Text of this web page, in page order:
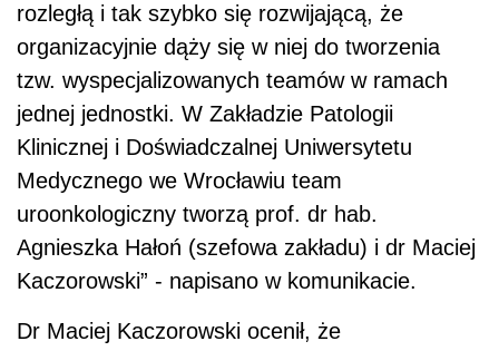
rozległą i tak szybko się rozwijającą, że
organizacyjnie dąży się w niej do tworzenia
tzw. wyspecjalizowanych teamów w ramach
jednej jednostki. W Zakładzie Patologii
Klinicznej i Doświadczalnej Uniwersytetu
Medycznego we Wrocławiu team
uroonkologiczny tworzą prof. dr hab.
Agnieszka Hałoń (szefowa zakładu) i dr Maciej
Kaczorowski” - napisano w komunikacie.
Dr Maciej Kaczorowski ocenił, że